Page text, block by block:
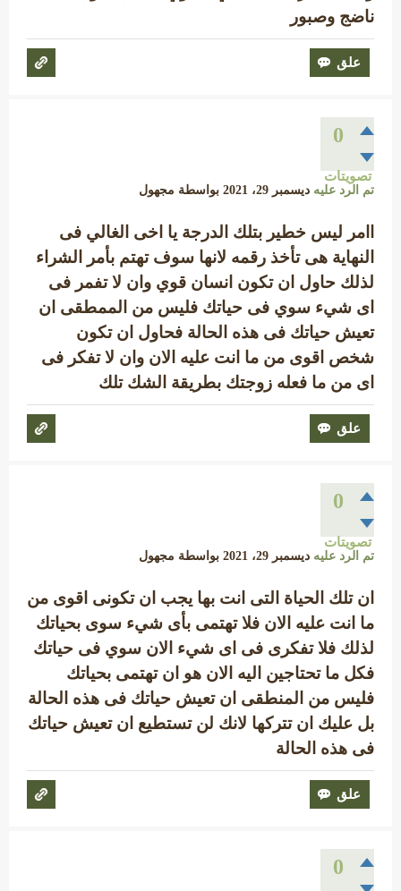
ناضج وصبور
0
تصويتات
تم الرد عليه ديسمبر 29، 2021 بواسطة مجهول
اامر ليس خطير بتلك الدرجة يا اخى الغالي فى
النهاية هى تأخذ رقمه لانها سوف تهتم بأمر الشراء
لذلك حاول ان تكون انسان قوي وان لا تفمر فى
اى شيء سوي فى حياتك فليس من الممطقى ان
تعيش حياتك فى هذه الحالة فحاول ان تكون
شخص اقوى من ما انت عليه الان وان لا تفكر فى
اى من ما فعله زوجتك بطريقة الشك تلك
0
تصويتات
تم الرد عليه ديسمبر 29، 2021 بواسطة مجهول
ان تلك الحياة التى انت بها يجب ان تكونى اقوى من
ما انت عليه الان فلا تهتمى بأى شيء سوى بحياتك
لذلك فلا تفكرى فى اى شيء الان سوي فى حياتك
فكل ما تحتاجين اليه الان هو ان تهتمى بحياتك
فليس من المنطقى ان تعيش حياتك فى هذه الحالة
بل عليك ان تتركها لانك لن تستطيع ان تعيش حياتك
فى هذه الحالة
0